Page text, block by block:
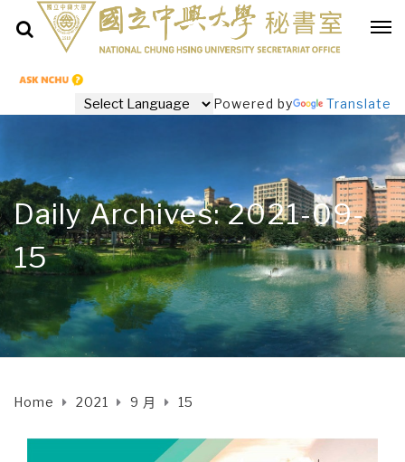
Powered by Translate
Daily Archives: 2021-09-
15
Home 2021 9 月 15